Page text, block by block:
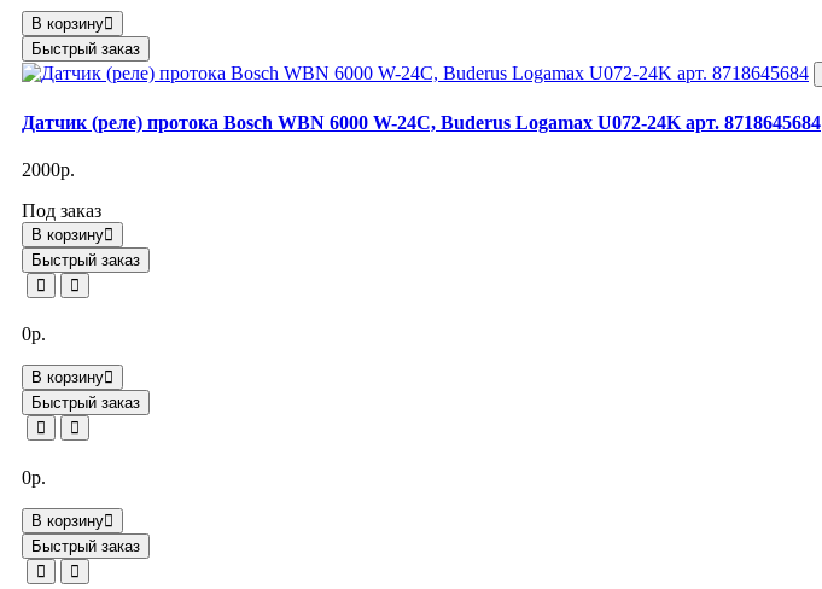
В корзину
Быстрый заказ
Датчик (реле) протока Bosch WBN 6000 W-24C, Buderus Logamax U072-24K арт. 8718645684
2000р.
Под заказ
В корзину
Быстрый заказ
0р.
В корзину
Быстрый заказ
0р.
В корзину
Быстрый заказ